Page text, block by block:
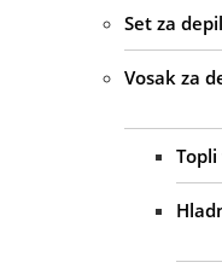
Set za
Vosak za